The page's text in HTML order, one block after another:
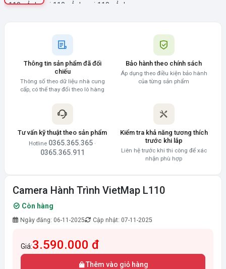
Thông tin sản phẩm đã đối
chiếu
Thông số theo dữ liệu nhà cung
cấp, có thể thay đổi theo lô hàng
Bảo hành theo chính sách
Áp dụng theo điều kiện bảo hành
của từng sản phẩm
Tư vấn kỹ thuật theo sản phẩm
Hotline 0365.365.365 ·
0365.365.911
Kiểm tra khả năng tương thích
trước khi lắp
Liên hệ trước khi thi công để xác
nhận phù hợp
Camera Hành Trình VietMap L110
Còn hàng
Ngày đăng: 06-11-2025 Cập nhật: 07-11-2025
Giá:3.590.000 đ
Thêm vào giỏ hàng